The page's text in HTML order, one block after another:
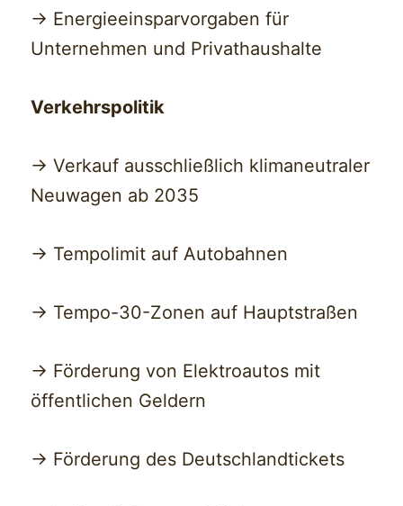
-> Energieeinsparvorgaben für
Unternehmen und Privathaushalte
Verkehrspolitik
-> Verkauf ausschließlich klimaneutraler
Neuwagen ab 2035
-> Tempolimit auf Autobahnen
-> Tempo-30-Zonen auf Hauptstraßen
-> Förderung von Elektroautos mit
öffentlichen Geldern
-> Förderung des Deutschlandtickets